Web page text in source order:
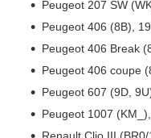
Peugeot 207 SW
Peugeot 406 (8B),
Peugeot 406 Break
Peugeot 406 coupe
Peugeot 607 (9D,
Peugeot 1007
Renault Clio III